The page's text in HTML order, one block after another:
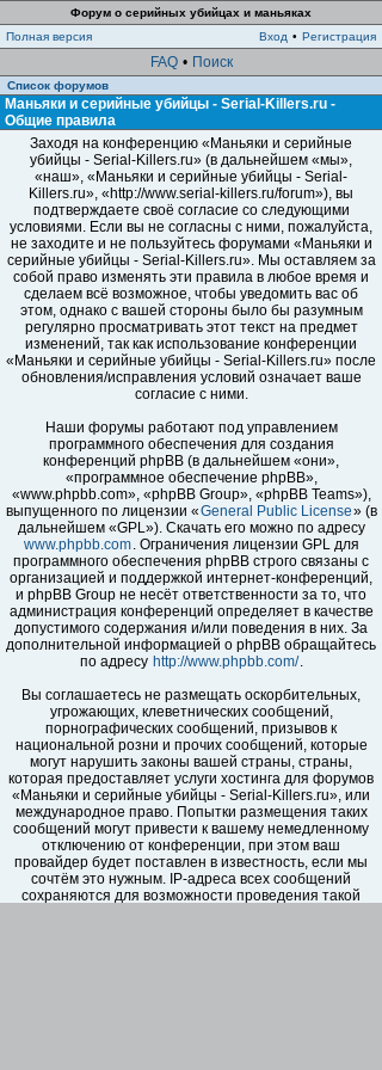
Форум о серийных убийцах и маньяках
Полная версия
Вход • Регистрация
FAQ • Поиск
Список форумов
Маньяки и серийные убийцы - Serial-Killers.ru -
Общие правила
Заходя на конференцию «Маньяки и серийные
убийцы - Serial-Killers.ru» (в дальнейшем «мы»,
«наш», «Маньяки и серийные убийцы - Serial-
Killers.ru», «http://www.serial-killers.ru/forum»), вы
подтверждаете своё согласие со следующими
условиями. Если вы не согласны с ними, пожалуйста,
не заходите и не пользуйтесь форумами «Маньяки и
серийные убийцы - Serial-Killers.ru». Мы оставляем за
собой право изменять эти правила в любое время и
сделаем всё возможное, чтобы уведомить вас об
этом, однако с вашей стороны было бы разумным
регулярно просматривать этот текст на предмет
изменений, так как использование конференции
«Маньяки и серийные убийцы - Serial-Killers.ru» после
обновления/исправления условий означает ваше
согласие с ними.
Наши форумы работают под управлением
программного обеспечения для создания
конференций phpBB (в дальнейшем «они»,
«программное обеспечение phpBB»,
«www.phpbb.com», «phpBB Group», «phpBB Teams»),
выпущенного по лицензии «General Public License» (в
дальнейшем «GPL»). Скачать его можно по адресу
www.phpbb.com. Ограничения лицензии GPL для
программного обеспечения phpBB строго связаны с
организацией и поддержкой интернет-конференций,
и phpBB Group не несёт ответственности за то, что
администрация конференций определяет в качестве
допустимого содержания и/или поведения в них. За
дополнительной информацией о phpBB обращайтесь
по адресу http://www.phpbb.com/.
Вы соглашаетесь не размещать оскорбительных,
угрожающих, клеветнических сообщений,
порнографических сообщений, призывов к
национальной розни и прочих сообщений, которые
могут нарушить законы вашей страны, страны,
которая предоставляет услуги хостинга для форумов
«Маньяки и серийные убийцы - Serial-Killers.ru», или
международное право. Попытки размещения таких
сообщений могут привести к вашему немедленному
отключению от конференции, при этом ваш
провайдер будет поставлен в известность, если мы
сочтём это нужным. IP-адреса всех сообщений
сохраняются для возможности проведения такой